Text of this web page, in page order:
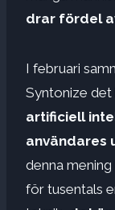
drar fördel
I februari
Syntonize det
artificiell
användares
denna
för tusentals